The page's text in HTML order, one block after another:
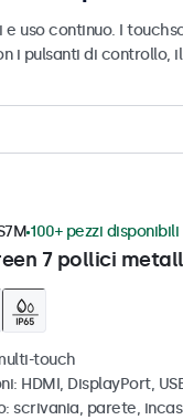
uso continuo. I
i pulsanti di controllo,
7 pollici
100+ pezzi disponibili
touch
HDMI, DisplayPort,
scrivania, parete,